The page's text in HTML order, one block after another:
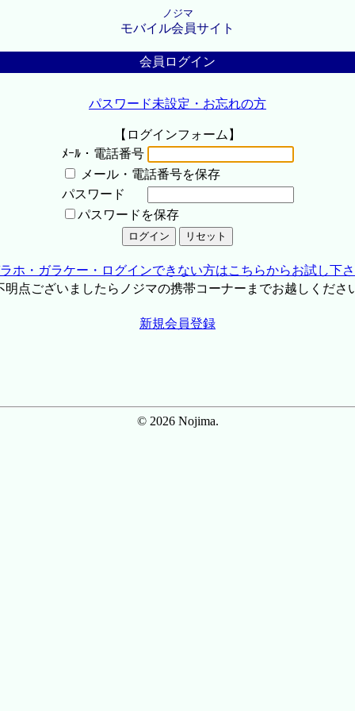
ノジマ
モバイル会員サイト
会員ログイン
パスワード未設定・お忘れの方
【ログインフォーム】
ﾒｰﾙ・電話番号
メール・電話番号を保存
パスワード
パスワードを保存
ホ・ガラケー・ログインできない方はこちらからお試し下
点ございましたらノジマの携帯コーナーまでお越しくださ
新規会員登録
© 2026 Nojima.